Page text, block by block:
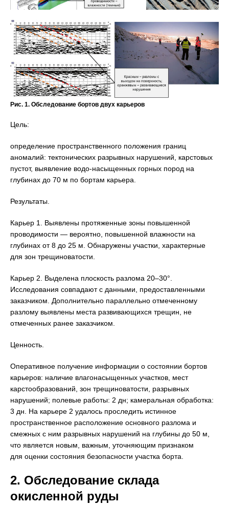
Рис. 1. Обследование бортов двух карьеров
Цель:
определение пространственного положения границ
аномалий: тектонических разрывных нарушений, карстовых
пустот, выявление водо-насыщенных горных пород на
глубинах до 70 м по бортам карьера.
Результаты.
Карьер 1. Выявлены протяженные зоны повышенной
проводимости — вероятно, повышенной влажности на
глубинах от 8 до 25 м. Обнаружены участки, характерные
для зон трещиноватости.
Карьер 2. Выделена плоскость разлома 20–30°.
Исследования совпадают с данными, предоставленными
заказчиком. Дополнительно параллельно отмеченному
разлому выявлены места развивающихся трещин, не
отмеченных ранее заказчиком.
Ценность.
Оперативное получение информации о состоянии бортов
карьеров: наличие влагонасыщенных участков, мест
карстообразований, зон трещиноватости, разрывных
нарушений; полевые работы: 2 дн; камеральная обработка:
3 дн. На карьере 2 удалось проследить истинное
пространственное расположение основного разлома и
смежных с ним разрывных нарушений на глубины до 50 м,
что является новым, важным, уточняющим признаком
для оценки состояния безопасности участка борта.
2. Обследование склада
окисленной руды